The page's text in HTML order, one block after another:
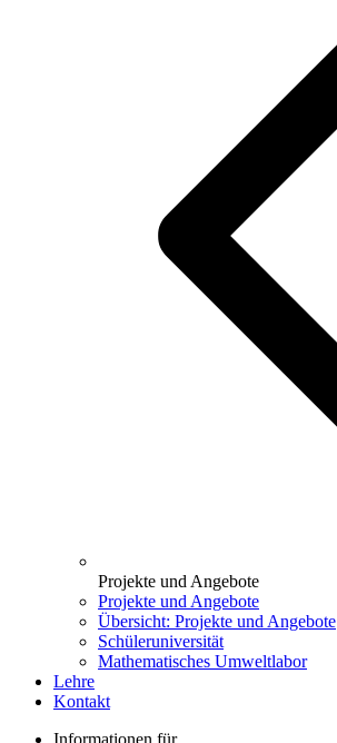
Projekte und Angebote
Projekte und Angebote
Übersicht: Projekte und Angebote
Schüleruniversität
Mathematisches Umweltlabor
Lehre
Kontakt
Informationen für